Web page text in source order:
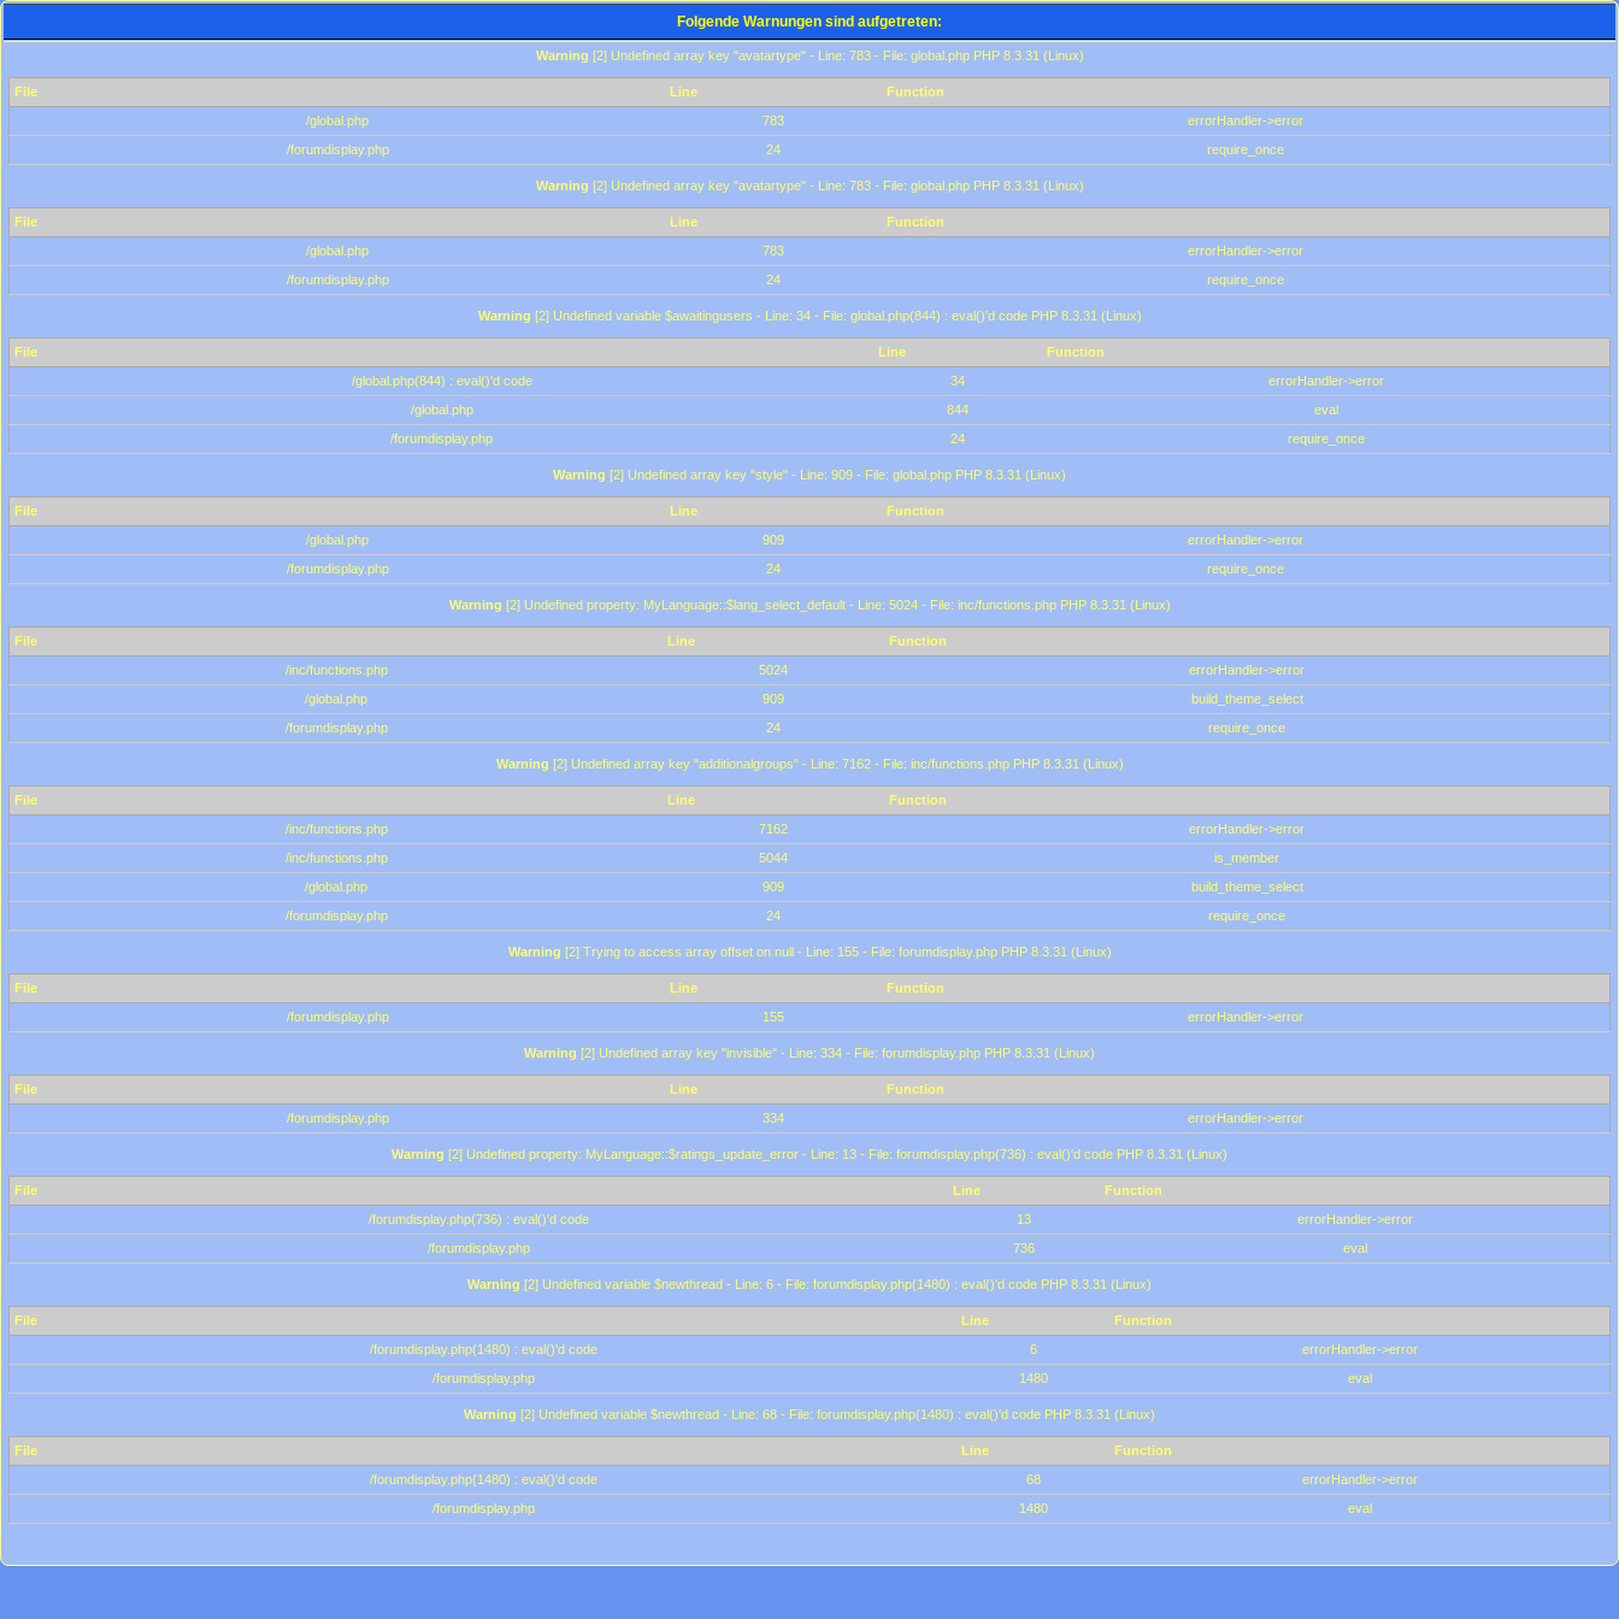
Folgende Warnungen sind aufgetreten:
Warning [2] Undefined array key "avatartype" - Line: 783 - File: global.php PHP 8.3.31 (Linux)
File Line
Function
/global.php
783
errorHandler->error
/forumdisplay.php
24 require_once
Warning [2] Undefined array key "avatartype" - Line: 783 - File: global.php PHP 8.3.31 (Linux)
File Line
Function
/global.php
783
errorHandler->error
/forumdisplay.php
24 require_once
Warning [2] Undefined variable $awaitingusers - Line: 34 - File: global.php(844) : eval()'d code PHP 8.3.31 (Linux)
File Line
Function
/global.php(844) : eval()'d code
34
errorHandler->error
/global.php
844
eval
/forumdisplay.php
24 require_once
Warning [2] Undefined array key "style" - Line: 909 - File: global.php PHP 8.3.31 (Linux)
File Line
Function
/global.php
909
errorHandler->error
/forumdisplay.php
24 require_once
Warning [2] Undefined property: MyLanguage::$lang_select_default - Line: 5024 - File: inc/functions.php PHP 8.3.31 (Linux)
File Line
Function
/inc/functions.php
5024
errorHandler->error
/global.php
909
build_theme_select
/forumdisplay.php
24 require_once
Warning [2] Undefined array key "additionalgroups" - Line: 7162 - File: inc/functions.php PHP 8.3.31 (Linux)
File Line
Function
/inc/functions.php
7162
errorHandler->error
/inc/functions.php
5044
is_member
/global.php
909
build_theme_select
/forumdisplay.php
24 require_once
Warning [2] Trying to access array offset on null - Line: 155 - File: forumdisplay.php PHP 8.3.31 (Linux)
File Line
Function
/forumdisplay.php
155 errorHandler->error
Warning [2] Undefined array key "invisible" - Line: 334 - File: forumdisplay.php PHP 8.3.31 (Linux)
File Line
Function
/forumdisplay.php
334 errorHandler->error
Warning [2] Undefined property: MyLanguage::$ratings_update_error - Line: 13 - File: forumdisplay.php(736) : eval()'d code PHP 8.3.31 (Linux)
File Line
Function
/forumdisplay.php(736) : eval()'d code
13
errorHandler->error
/forumdisplay.php
736 eval
Warning [2] Undefined variable $newthread - Line: 6 - File: forumdisplay.php(1480) : eval()'d code PHP 8.3.31 (Linux)
File Line
Function
/forumdisplay.php(1480) : eval()'d code
6
errorHandler->error
/forumdisplay.php
1480 eval
Warning [2] Undefined variable $newthread - Line: 68 - File: forumdisplay.php(1480) : eval()'d code PHP 8.3.31 (Linux)
File Line
Function
/forumdisplay.php(1480) : eval()'d code
68
errorHandler->error
/forumdisplay.php
1480 eval